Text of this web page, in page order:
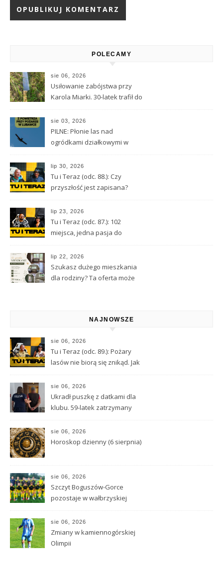
POLECAMY
sie 06, 2026
Usiłowanie zabójstwa przy
Karola Miarki. 30-latek trafił do
sie 03, 2026
PILNE: Płonie las nad
ogródkami działkowymi w
lip 30, 2026
Tu i Teraz (odc. 88.): Czy
przyszłość jest zapisana?
astrologii i przeznaczeniu
lip 23, 2026
Tu i Teraz (odc. 87.): 102
miejsca, jedna pasja do
lip 22, 2026
Szukasz dużego mieszkania
dla rodziny? Ta oferta może
NAJNOWSZE
sie 06, 2026
Tu i Teraz (odc. 89.): Pożary
lasów nie biorą się znikąd. Jak
sie 06, 2026
Ukradł puszkę z datkami dla
klubu. 59-latek zatrzymany
sie 06, 2026
Horoskop dzienny (6 sierpnia)
sie 06, 2026
Szczyt Boguszów-Gorce
pozostaje w wałbrzyskiej
sie 06, 2026
Zmiany w kamiennogórskiej
Olimpii